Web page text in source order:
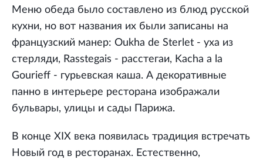
Меню обеда было составлено из блюд русской
кухни, но вот названия их были записаны на
французский манер: Оukha dе Stеrlet - уха из
стерляди, Rasstegais - расстегаи, Kacha а la
Gourieff - гурьевская каша. А декоративные
панно в интерьере ресторана изображали
бульвары, улицы и сады Парижа.
В конце XIX века появилась традиция встречать
Новый год в ресторанах. Естественно,